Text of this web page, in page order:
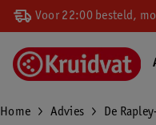
Voor 22:00 besteld,
Home Advies De